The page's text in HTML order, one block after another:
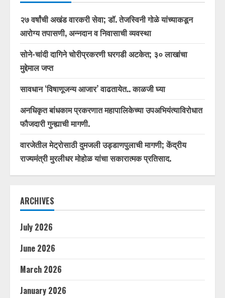
२७ वर्षांची अखंड वारकरी सेवा; डॉ. तेजस्विनी गोळे यांच्याकडून
आरोग्य तपासणी, अन्नदान व निवासाची व्यवस्था
सोने-चांदी दागिने चोरीप्रकरणी घरगडी अटकेत; ३० लाखांचा
मुद्देमाल जप्त
सावधान ‘विषाणूजन्य आजार’ वाढतायेत.. काळजी घ्या
अनधिकृत बांधकाम प्रकरणात महापालिकेच्या उपअभियंत्याविरोधात
फौजदारी गुन्ह्याची मागणी.
वारजेतील मेट्रोसाठी दुमजली उड्डाणपुलाची मागणी; केंद्रीय
राज्यमंत्री मुरलीधर मोहोळ यांचा सकारात्मक प्रतिसाद.
ARCHIVES
July 2026
June 2026
March 2026
January 2026